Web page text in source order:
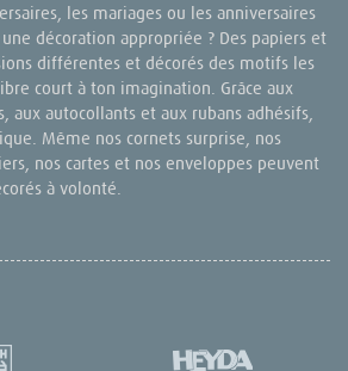
les mariages ou les anniversaires
décoration appropriée ? Des papiers et
différentes et décorés des motifs les
court à ton imagination. Grâce aux
aux autocollants et aux rubans adhésifs,
Même nos cornets surprise, nos
nos cartes et nos enveloppes peuvent
à volonté.